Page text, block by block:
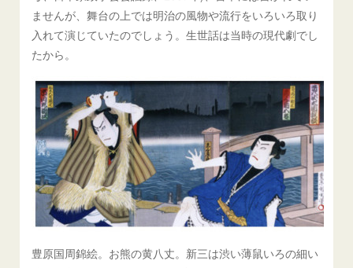
ませんが、舞台の上では明治の風物や流行をいろいろ取り
入れて演じていたのでしょう。生世話は当時の現代劇でし
たから。
豊原国周錦絵。お熊の黄八丈。新三は渋い薄鼠いろの細い